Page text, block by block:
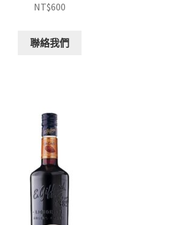
NT$600
聯絡我們